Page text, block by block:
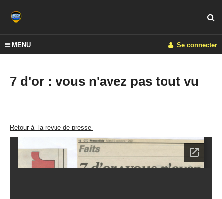
MENU Se connecter
7 d'or : vous n'avez pas tout vu
Retour à la revue de presse